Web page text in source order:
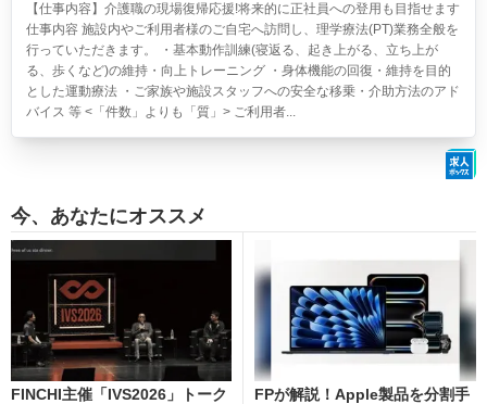
【仕事内容】介護職の現場復帰応援!将来的に正社員への登用も目指せます
仕事内容 施設内やご利用者様のご自宅へ訪問し、理学療法(PT)業務全般を
行っていただきます。 ・基本動作訓練(寝返る、起き上がる、立ち上が
る、歩くなど)の維持・向上トレーニング ・身体機能の回復・維持を目的
とした運動療法 ・ご家族や施設スタッフへの安全な移乗・介助方法のアド
バイス 等 <「件数」よりも「質」> ご利用者...
今、あなたにオススメ
FINCHI主催「IVS2026」トーク
FPが解説！Apple製品を分割手